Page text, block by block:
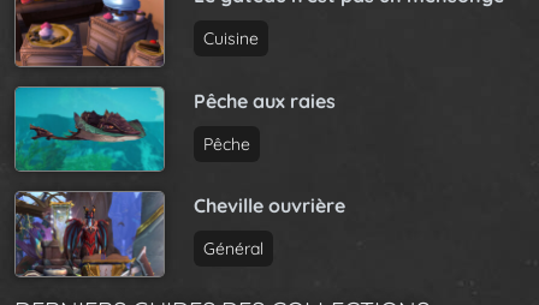
Cuisine
Pêche aux raies
Pêche
Cheville ouvrière
Général